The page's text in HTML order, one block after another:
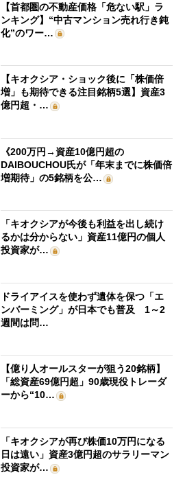
【首都圏の不動産価格「危ない駅」ラ
ンキング】“中古マンション売れ行き鈍
化”のワー…
【キオクシア・ショック後に「株価倍
増」も期待できる注目銘柄5選】資産3
億円超・…
《200万円→資産10億円超の
DAIBOUCHOU氏が「年末までに株価倍
増期待」の5銘柄を公…
「キオクシアが今後も利益を出し続け
るかは分からない」資産11億円の個人
投資家が…
ドライアイスを使わず遺体を保つ「エ
ンバーミング」が日本でも普及 1～2
週間は問…
【億り人オールスターが狙う20銘柄】
「総資産69億円超」90歳現役トレーダ
ーから“10…
「キオクシアが再び株価10万円になる
日は遠い」資産3億円超のサラリーマン
投資家が…